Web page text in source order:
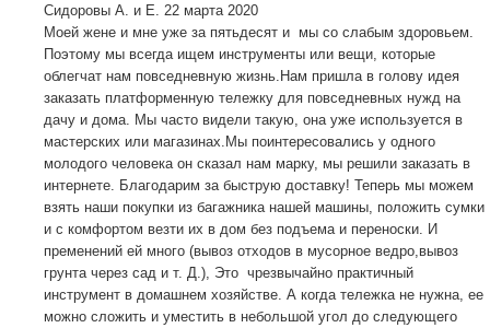
Сидоровы А. и Е.
22 марта 2020
Моей жене и мне уже за пятьдесят и мы со слабым здоровьем.
Поэтому мы всегда ищем инструменты или вещи, которые
облегчат нам повседневную жизнь.Нам пришла в голову идея
заказать платформенную тележку для повседневных нужд на
дачу и дома. Мы часто видели такую, она уже используется в
мастерских или магазинах.Мы поинтересовались у одного
молодого человека он сказал нам марку, мы решили заказать в
интернете. Благодарим за быструю доставку! Теперь мы можем
взять наши покупки из багажника нашей машины, положить сумки
и с комфортом везти их в дом без подъема и переноски. И
пременений ей много (вывоз отходов в мусорное ведро,вывоз
грунта через сад и т. Д.), Это чрезвычайно практичный
инструмент в домашнем хозяйстве. А когда тележка не нужна, ее
можно сложить и уместить в небольшой угол до следующего